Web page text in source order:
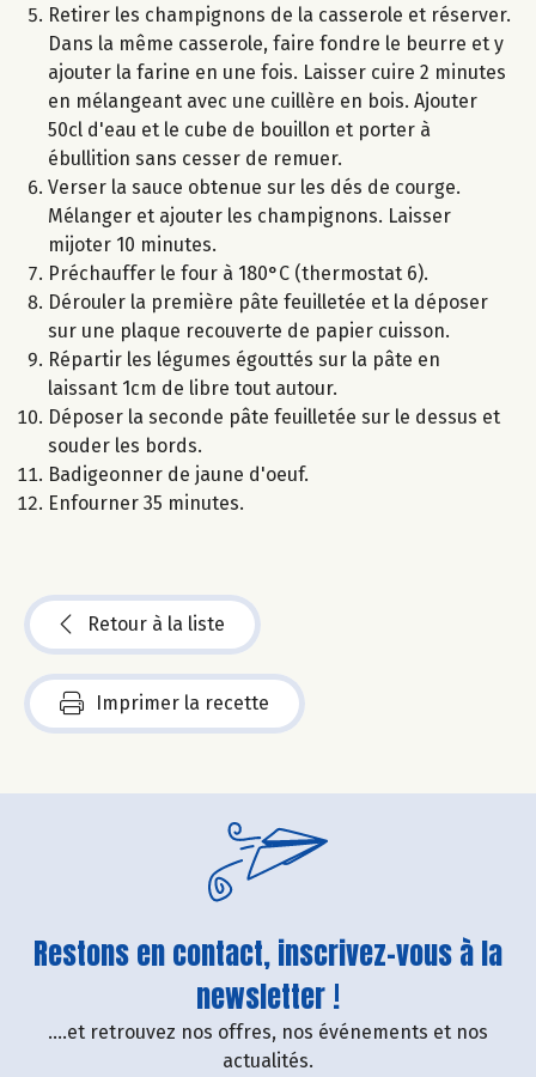
Retirer les champignons de la casserole et réserver.
Dans la même casserole, faire fondre le beurre et y
ajouter la farine en une fois. Laisser cuire 2 minutes
en mélangeant avec une cuillère en bois. Ajouter
50cl d'eau et le cube de bouillon et porter à
ébullition sans cesser de remuer.
Verser la sauce obtenue sur les dés de courge.
Mélanger et ajouter les champignons. Laisser
mijoter 10 minutes.
Préchauffer le four à 180°C (thermostat 6).
Dérouler la première pâte feuilletée et la déposer
sur une plaque recouverte de papier cuisson.
Répartir les légumes égouttés sur la pâte en
laissant 1cm de libre tout autour.
Déposer la seconde pâte feuilletée sur le dessus et
souder les bords.
Badigeonner de jaune d'oeuf.
Enfourner 35 minutes.
Retour à la liste
Imprimer la recette
Restons en contact, inscrivez-vous à la
newsletter !
....et retrouvez nos offres, nos événements et nos
actualités.